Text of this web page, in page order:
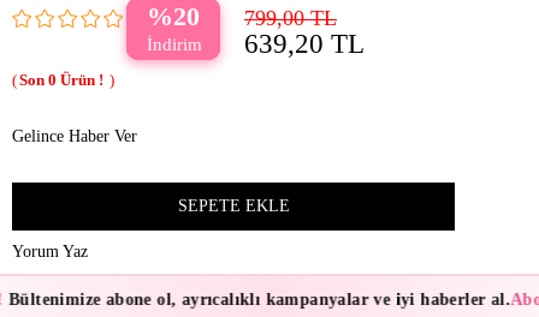
20 799,00 TL
639,20 TL
0
Gelince Haber Ver
Yorum Yaz
Bültenimize abone ol, ayrıcalıklı kampanyalar ve iyi haberler al.